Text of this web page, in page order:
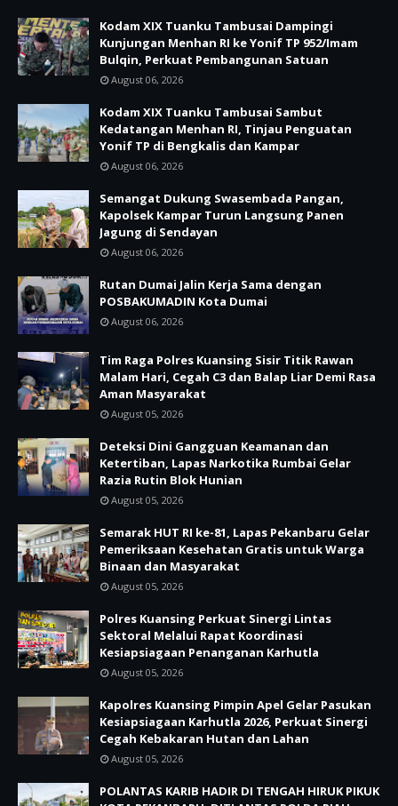
Kodam XIX Tuanku Tambusai Dampingi
Kunjungan Menhan RI ke Yonif TP 952/Imam
Bulqin, Perkuat Pembangunan Satuan
August 06, 2026
Kodam XIX Tuanku Tambusai Sambut
Kedatangan Menhan RI, Tinjau Penguatan
Yonif TP di Bengkalis dan Kampar
August 06, 2026
Semangat Dukung Swasembada Pangan,
Kapolsek Kampar Turun Langsung Panen
Jagung di Sendayan
August 06, 2026
Rutan Dumai Jalin Kerja Sama dengan
POSBAKUMADIN Kota Dumai
August 06, 2026
Tim Raga Polres Kuansing Sisir Titik Rawan
Malam Hari, Cegah C3 dan Balap Liar Demi Rasa
Aman Masyarakat
August 05, 2026
Deteksi Dini Gangguan Keamanan dan
Ketertiban, Lapas Narkotika Rumbai Gelar
Razia Rutin Blok Hunian
August 05, 2026
Semarak HUT RI ke-81, Lapas Pekanbaru Gelar
Pemeriksaan Kesehatan Gratis untuk Warga
Binaan dan Masyarakat
August 05, 2026
Polres Kuansing Perkuat Sinergi Lintas
Sektoral Melalui Rapat Koordinasi
Kesiapsiagaan Penanganan Karhutla
August 05, 2026
Kapolres Kuansing Pimpin Apel Gelar Pasukan
Kesiapsiagaan Karhutla 2026, Perkuat Sinergi
Cegah Kebakaran Hutan dan Lahan
August 05, 2026
POLANTAS KARIB HADIR DI TENGAH HIRUK PIKUK